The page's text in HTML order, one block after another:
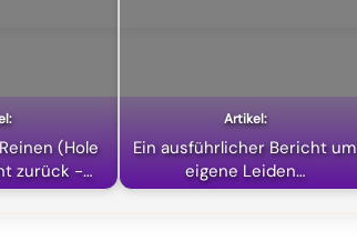
(Hole
zurück -…
Ein ausführlicher Bericht um
eigene Leiden…